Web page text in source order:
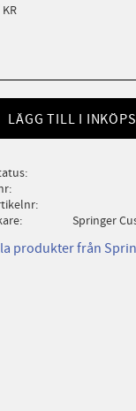
KR
LÄGG TILL I
Springer
produkter från